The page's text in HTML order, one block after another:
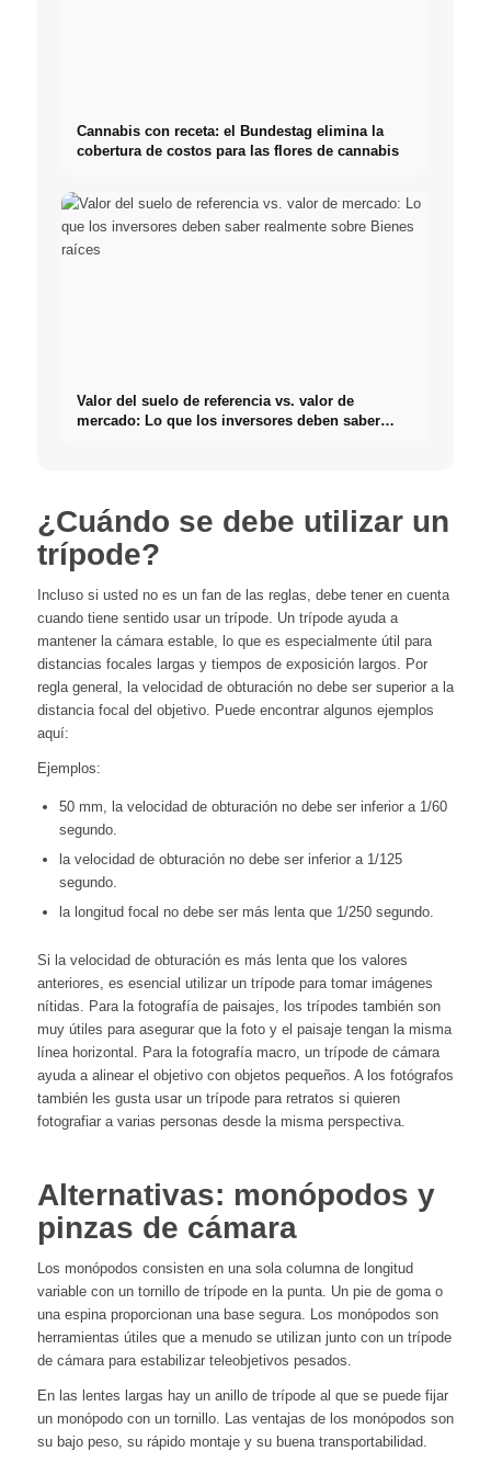
Cannabis con receta: el Bundestag elimina la
cobertura de costos para las flores de cannabis
Valor del suelo de referencia vs. valor de
mercado: Lo que los inversores deben saber
¿Cuándo se debe utilizar un
trípode?
Incluso si usted no es un fan de las reglas, debe tener en cuenta
cuando tiene sentido usar un trípode. Un trípode ayuda a
mantener la cámara estable, lo que es especialmente útil para
distancias focales largas y tiempos de exposición largos. Por
regla general, la velocidad de obturación no debe ser superior a la
distancia focal del objetivo. Puede encontrar algunos ejemplos
aquí:
Ejemplos:
50 mm, la velocidad de obturación no debe ser inferior a 1/60
segundo.
la velocidad de obturación no debe ser inferior a 1/125
segundo.
la longitud focal no debe ser más lenta que 1/250 segundo.
Si la velocidad de obturación es más lenta que los valores
anteriores, es esencial utilizar un trípode para tomar imágenes
nítidas. Para la fotografía de paisajes, los trípodes también son
muy útiles para asegurar que la foto y el paisaje tengan la misma
línea horizontal. Para la fotografía macro, un trípode de cámara
ayuda a alinear el objetivo con objetos pequeños. A los fotógrafos
también les gusta usar un trípode para retratos si quieren
fotografiar a varias personas desde la misma perspectiva.
Alternativas: monópodos y
pinzas de cámara
Los monópodos consisten en una sola columna de longitud
variable con un tornillo de trípode en la punta. Un pie de goma o
una espina proporcionan una base segura. Los monópodos son
herramientas útiles que a menudo se utilizan junto con un trípode
de cámara para estabilizar teleobjetivos pesados.
En las lentes largas hay un anillo de trípode al que se puede fijar
un monópodo con un tornillo. Las ventajas de los monópodos son
su bajo peso, su rápido montaje y su buena transportabilidad.